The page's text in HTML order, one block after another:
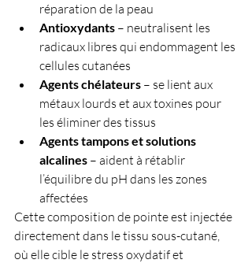
réparation de la peau
Antioxydants – neutralisent les
radicaux libres qui endommagent les
cellules cutanées
Agents chélateurs – se lient aux
métaux lourds et aux toxines pour
les éliminer des tissus
Agents tampons et solutions
alcalines – aident à rétablir
l’équilibre du pH dans les zones
affectées
Cette composition de pointe est injectée
directement dans le tissu sous-cutané,
où elle cible le stress oxydatif et